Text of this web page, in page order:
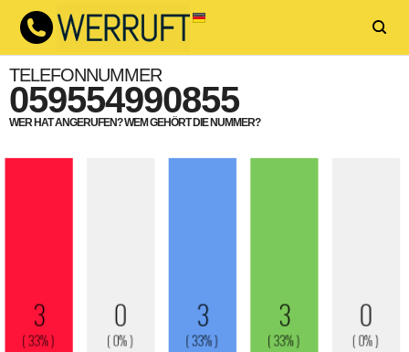
TELEFONNUMMER
059554990855
WER HAT ANGERUFEN? WEM GEHÖRT DIE NUMMER?